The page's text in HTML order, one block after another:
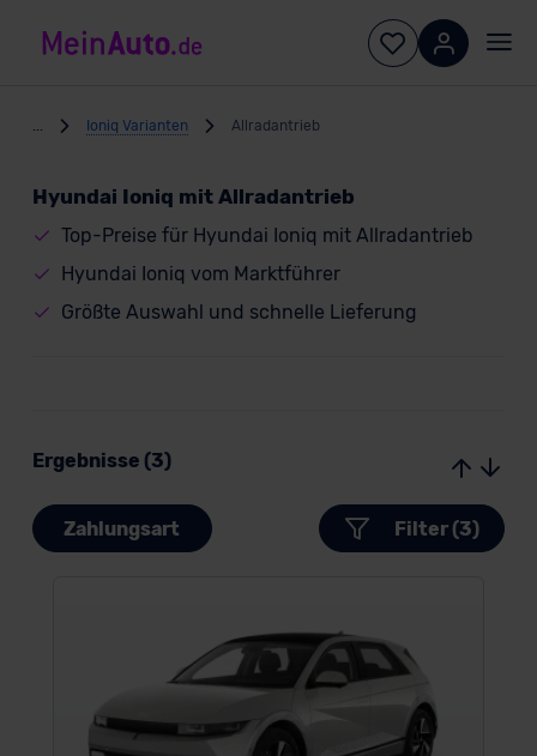
Ioniq Varianten Allradantrieb
Hyundai Ioniq mit Allradantrieb
Top-Preise für Hyundai Ioniq mit Allradantrieb
Hyundai Ioniq vom Marktführer
Größte Auswahl und schnelle Lieferung
Ergebnisse (3)
Zahlungsart Filter (3)